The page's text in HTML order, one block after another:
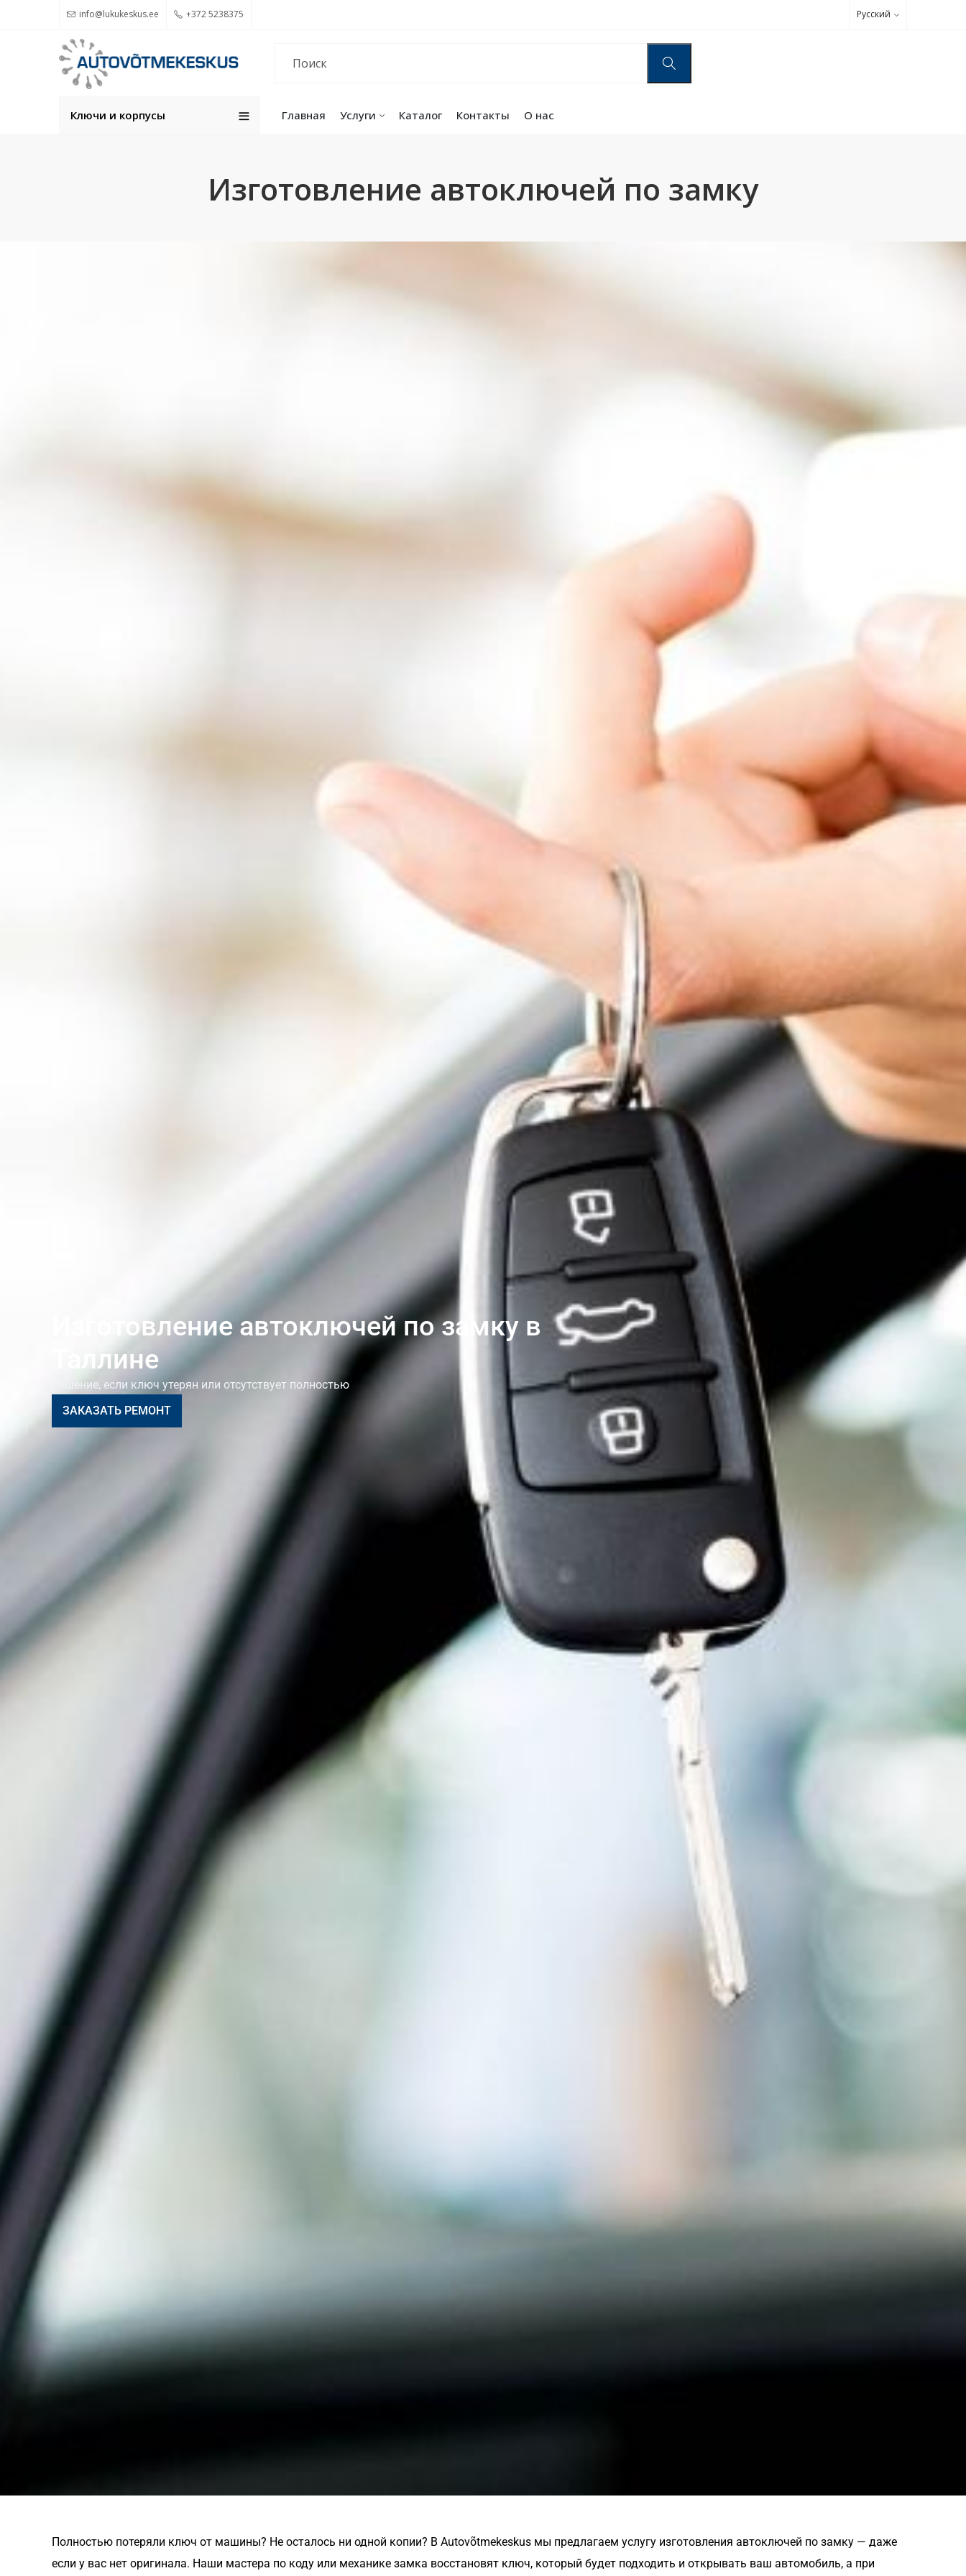
info@lukukeskus.ee +372 5238375 Русский
Ключи и корпуcы Главная Услуги Каталог Контакты О нас
Изготовление автоключей по замку
Изготовление автоключей по замку в
Таллине
Решение, если ключ утерян или отсутствует полностью
ЗАКАЗАТЬ РЕМОНТ
Полностью потеряли ключ от машины? Не осталось ни одной копии? В Autovõtmekeskus мы предлагаем услугу изготовления автоключей по замку — даже
если у вас нет оригинала. Наши мастера по коду или механике замка восстановят ключ, который будет подходить и открывать ваш автомобиль, а при